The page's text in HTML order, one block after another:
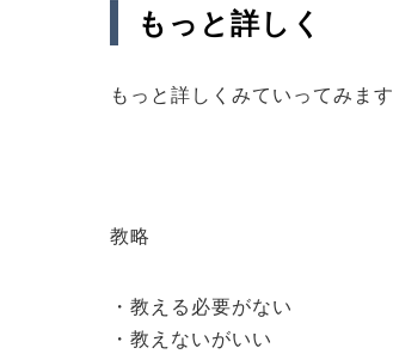
もっと詳しく
もっと詳しくみていってみます
教略
・教える必要がない
・教えないがいい